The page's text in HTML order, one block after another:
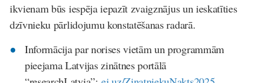
ikvienam būs iespēja iepazīt zvaigznājus un ieskatīties
dzīvnieku pārlidojumu konstatēšanas radarā.
Informācija par norises vietām un programmām
pieejama Latvijas zinātnes portālā